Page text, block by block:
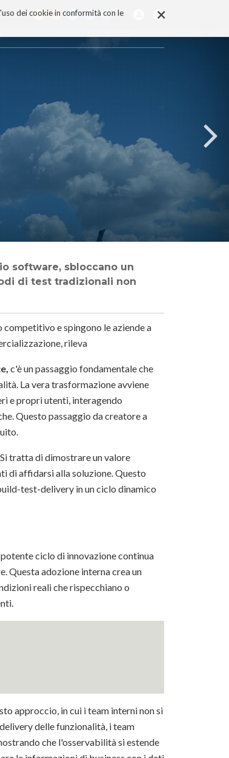
×
dei cookie in conformità con le
di test tradizionali non
e spingono le aziende a
rileva
c'è un passaggio fondamentale che
La vera trasformazione avviene
e propri utenti, interagendo
Questo passaggio da creatore a
tratta di dimostrare un valore
di affidarsi alla soluzione. Questo
test-delivery in un ciclo dinamico
ciclo di innovazione continua
Questa adozione interna crea un
reali che rispecchiano o
approccio, in cui i team interni non si
delle funzionalità, i team
che l'osservabilità si estende